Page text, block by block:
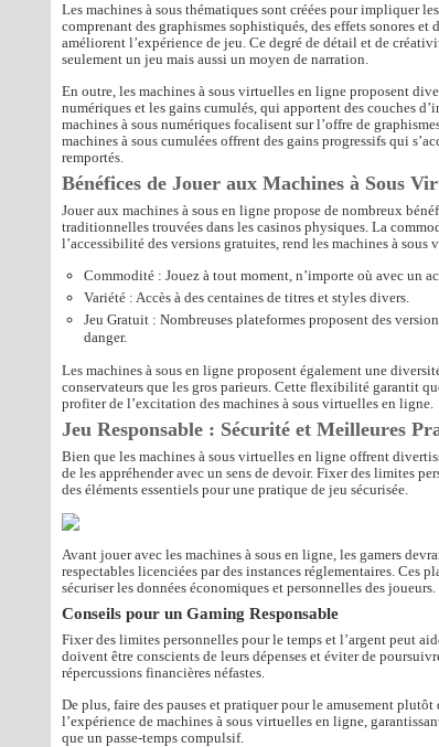
Les machines à sous thématiques sont créées pour impliquer
comprenant des graphismes sophistiqués, des effets sonores
améliorent l’expérience de jeu. Ce degré de détail et de
seulement un jeu mais aussi un moyen de narration.
En outre, les machines à sous virtuelles en ligne proposent
numériques et les gains cumulés, qui apportent des couches
machines à sous numériques focalisent sur l’offre de
machines à sous cumulées offrent des gains progressifs qui
remportés.
Bénéfices de Jouer aux Machines à Sous
Jouer aux machines à sous en ligne propose de nombreux
traditionnelles trouvées dans les casinos physiques. La
l’accessibilité des versions gratuites, rend les machines à
Commodité : Jouez à tout moment, n’importe où avec un
Variété : Accès à des centaines de titres et styles divers.
Jeu Gratuit : Nombreuses plateformes proposent des
danger.
Les machines à sous en ligne proposent également une
conservateurs que les gros parieurs. Cette flexibilité garantit
profiter de l’excitation des machines à sous virtuelles en ligne.
Jeu Responsable : Sécurité et Meilleures
Bien que les machines à sous virtuelles en ligne offrent
de les appréhender avec un sens de devoir. Fixer des limites
des éléments essentiels pour une pratique de jeu sécurisée.
Avant jouer avec les machines à sous en ligne, les gamers
respectables licenciées par des instances réglementaires. Ces
sécuriser les données économiques et personnelles des joueurs.
Conseils pour un Gaming Responsable
Fixer des limites personnelles pour le temps et l’argent peut
doivent être conscients de leurs dépenses et éviter de
répercussions financières néfastes.
De plus, faire des pauses et pratiquer pour le amusement
l’expérience de machines à sous virtuelles en ligne,
que un passe-temps compulsif.